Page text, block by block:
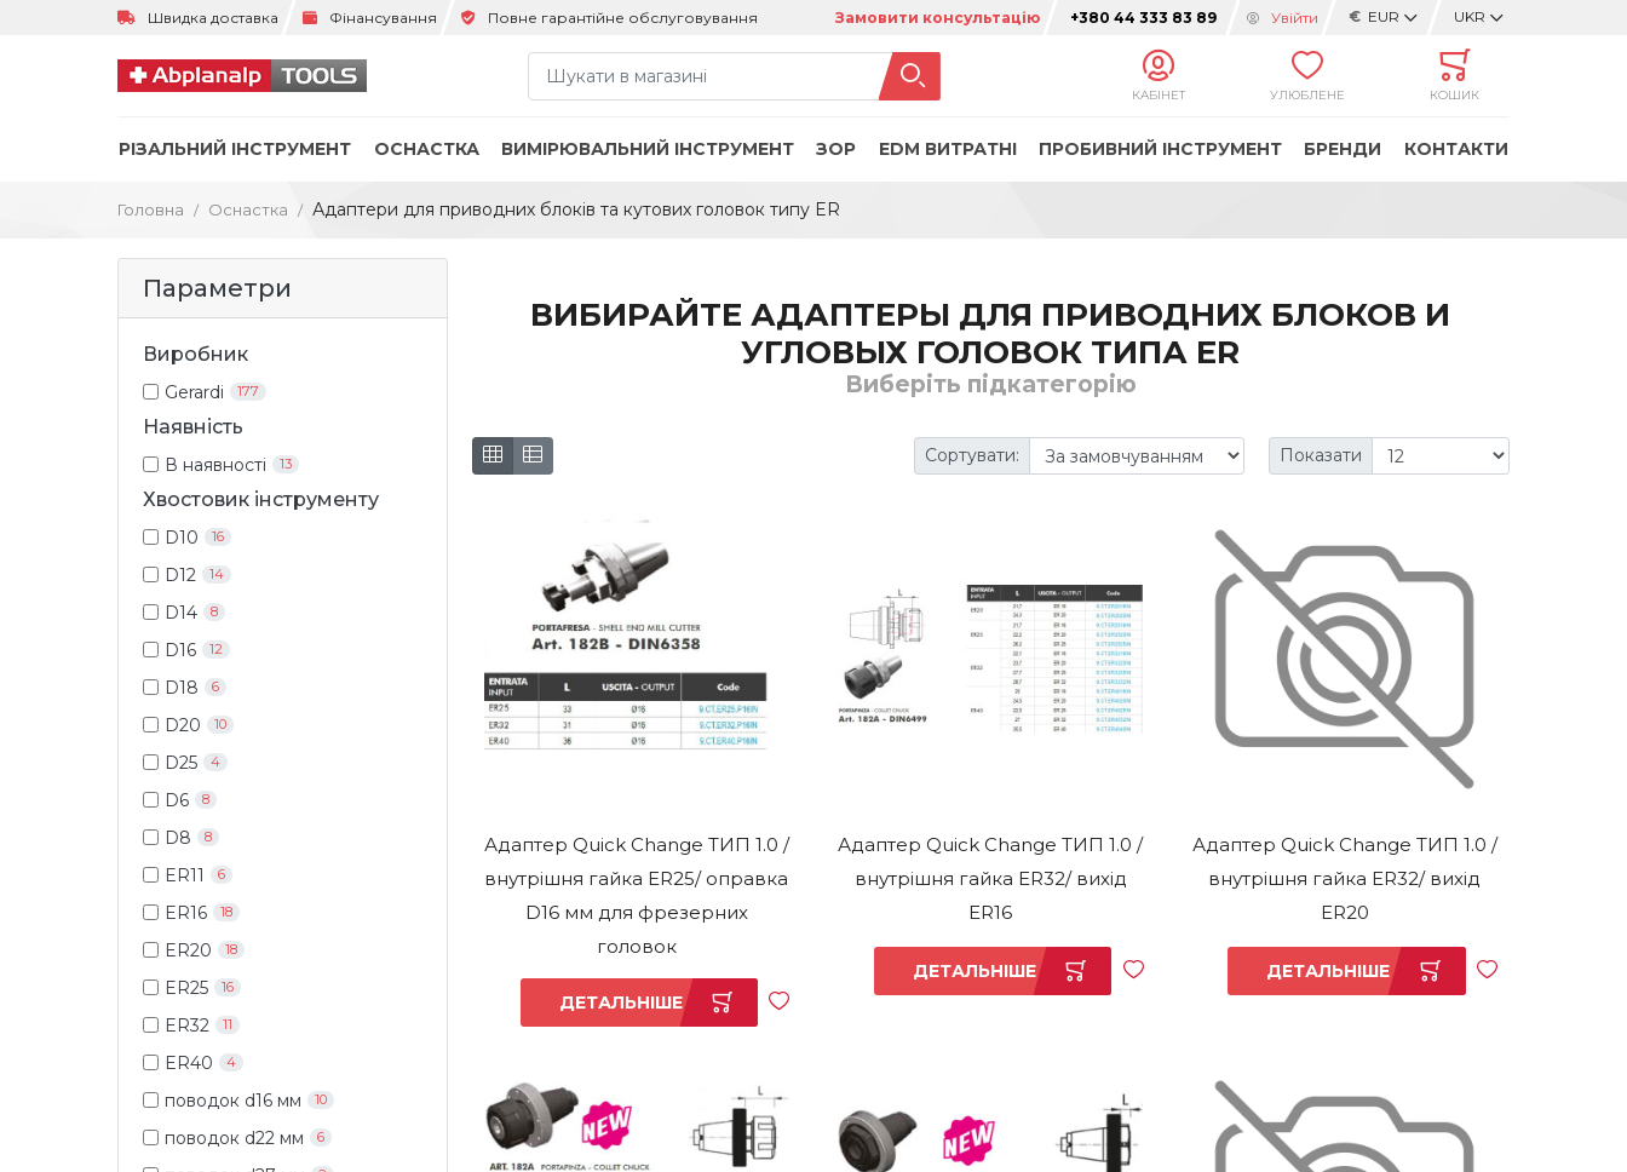
Швидка доставка Фінансування Повне гарантійне обслуговування Замовити консультацію +380 44 333 83 89 Увійти € EUR UKR
КАБІНЕТ УЛЮБЛЕНЕ КОШИК
РІЗАЛЬНИЙ ІНСТРУМЕНТ ОСНАСТКА ВИМІРЮВАЛЬНИЙ ІНСТРУМЕНТ ЗОР ЕDM ВИТРАТНІ ПРОБИВНИЙ ІНСТРУМЕНТ БРЕНДИ КОНТАКТИ
Головна Оснастка Адаптери для приводних блоків та кутових головок типу ER
Параметри
Виробник
Gerardi 177
Наявність
В наявності 13
Хвостовик інструменту
D10 16
D12 14
D14 8
D16 12
D18 6
D20 10
D25 4
D6 8
D8 8
ER11 6
ER16 18
ER20 18
ER25 16
ER32 11
ER40 4
поводок d16 мм 10
поводок d22 мм 6
ВИБИРАЙТЕ АДАПТЕРЫ ДЛЯ ПРИВОДНИХ БЛОКОВ И
УГЛОВЫХ ГОЛОВОК ТИПА ER
Виберіть підкатегорію
Сортувати: Показати
Адаптер Quick Change ТИП 1.0 /
внутрішня гайка ER25/ оправка
D16 мм для фрезерних
головок
ДЕТАЛЬНІШЕ
Адаптер Quick Change ТИП 1.0 /
внутрішня гайка ER32/ вихід
ER16
ДЕТАЛЬНІШЕ
Адаптер Quick Change ТИП 1.0 /
внутрішня гайка ER32/ вихід
ER20
ДЕТАЛЬНІШЕ